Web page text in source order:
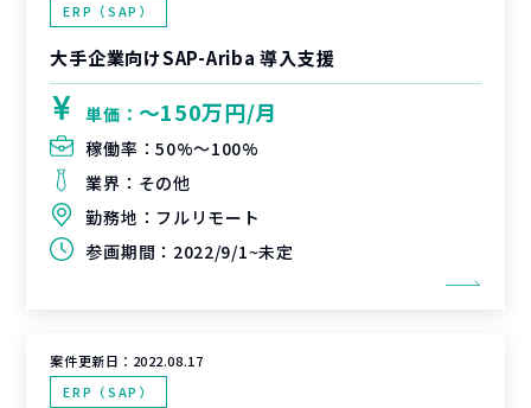
ERP（SAP）
大手企業向けSAP-Ariba 導入支援
単価： 〜150万円/月
稼働率：50%〜100%
業界： その他
勤務地： フルリモート
参画期間： 2022/9/1~未定
案件更新日： 2022.08.17
ERP（SAP）